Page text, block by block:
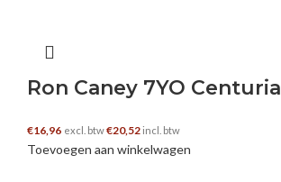
Ron Caney 7YO Centuria
€16,96 excl. btw€20,52 incl. btw
Toevoegen aan winkelwagen